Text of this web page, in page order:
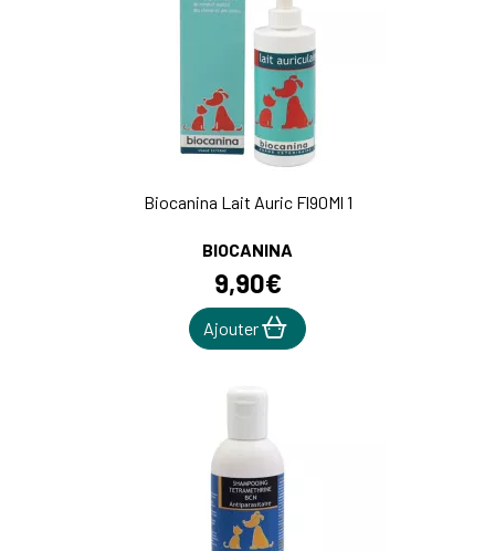
Biocanina Lait Auric Fl90Ml 1
BIOCANINA
9,90€
Ajouter